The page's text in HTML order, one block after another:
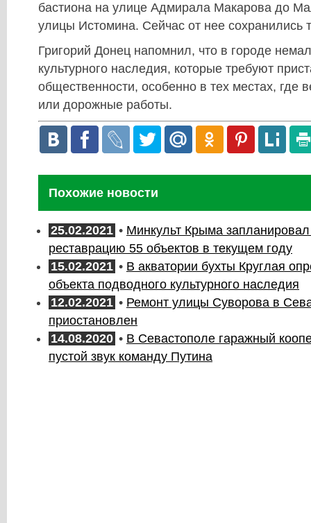
бастиона на улице Адмирала Макарова до
улицы Истомина. Сейчас от нее сохранились
Григорий Донец напомнил, что в городе
культурного наследия, которые требуют
общественности, особенно в тех местах, где
или дорожные работы.
Похожие новости
25.02.2021 • Минкульт Крыма
реставрацию 55 объектов в текущем году
15.02.2021 • В акватории бухты Круглая
объекта подводного культурного наследия
12.02.2021 • Ремонт улицы Суворова в
приостановлен
14.08.2020 • В Севастополе гаражный
пустой звук команду Путина